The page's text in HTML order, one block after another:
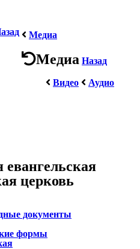
Медиа
Медиа Назад
Видео
Аудио
церковь
документы
формы